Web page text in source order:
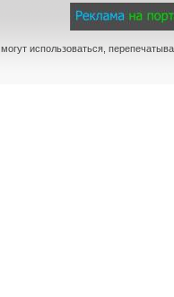
использоваться,